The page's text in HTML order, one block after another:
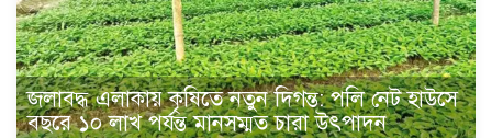
জলাবদ্ধ এলাকায় কৃষিতে নতুন দিগন্ত: পলি নেট হাউসে
বছরে ১০ লাখ পর্যন্ত মানসম্মত চারা উৎপাদন